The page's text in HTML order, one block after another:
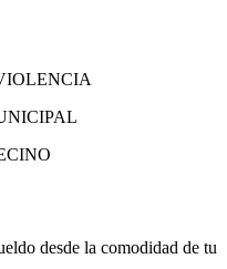
desde la comodidad de tu